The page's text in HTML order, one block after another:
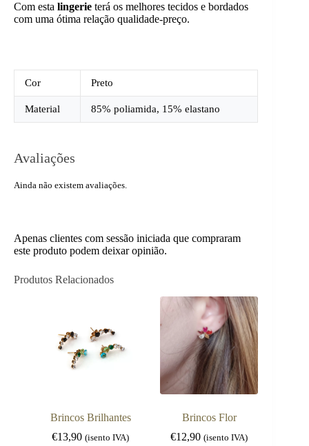
Com esta lingerie terá os melhores tecidos e bordados
com uma ótima relação qualidade-preço.
Cor Preto
Material 85% poliamida, 15% elastano
Avaliações
Ainda não existem avaliações.
Apenas clientes com sessão iniciada que compraram
este produto podem deixar opinião.
Produtos Relacionados
Brincos Brilhantes
€13,90 (isento IVA)
Brincos Flor
€12,90 (isento IVA)